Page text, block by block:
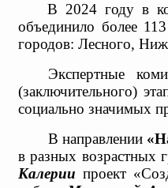
В 2024 году в
объединило более
городов: Лесного,
Экспертные
(заключительного)
социально значимых
В направлении
в разных
Калериипроект